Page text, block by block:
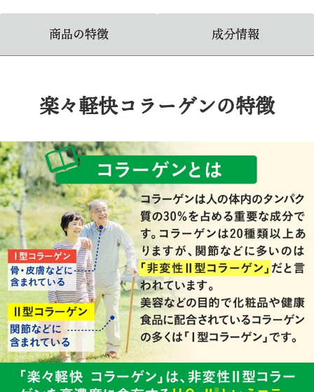
商品の特徴 成分情報
楽々軽快コラーゲンの特徴